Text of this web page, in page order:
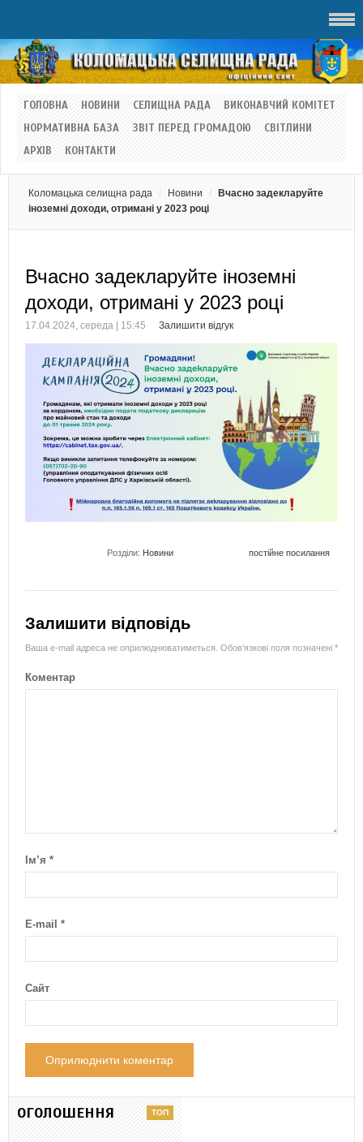
ГОЛОВНА НОВИНИ СЕЛИЩНА РАДА
ВИКОНАВЧИЙ КОМІТЕТ
НОРМАТИВНА БАЗА
ЗВІТ ПЕРЕД ГРОМАДОЮ
СВІТЛИНИ
АРХІВ
КОНТАКТИ
Коломацька селищна рада Новини
Вчасно задекларуйте
іноземні доходи, отримані у 2023 році
Вчасно задекларуйте іноземні
доходи, отримані у 2023 році
17.04.2024, середа | 15:45 Залишити відгук
Розділи: Новини постійне посилання
Залишити відповідь
Ваша e-mail адреса не оприлюднюватиметься. Обов’язкові поля позначені *
Коментар
Ім’я *
E-mail *
Сайт
ОГОЛОШЕННЯ